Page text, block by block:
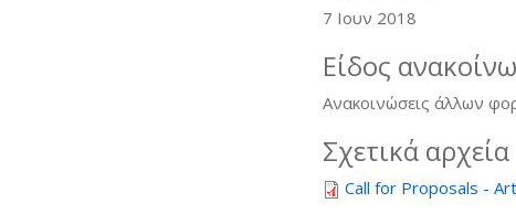
7 Ιουν 2018
Είδος
Ανακοινώσεις άλλων
Σχετικά αρχεία
Call for Proposals -